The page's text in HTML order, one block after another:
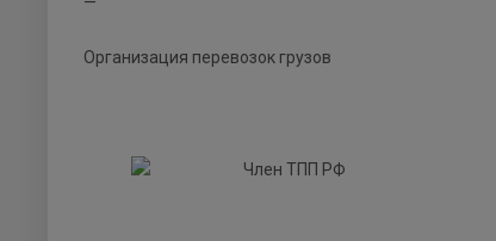
Организация перевозок грузов